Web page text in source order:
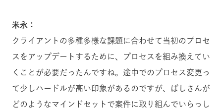
米永：
クライアントの多種多様な課題に合わせて当初のプロセ
スをアップデートするために、プロセスを組み換えてい
くことが必要だったんですね。途中でのプロセス変更っ
て少しハードルが高い印象があるのですが、ばしさんが
どのようなマインドセットで案件に取り組んでいらっし